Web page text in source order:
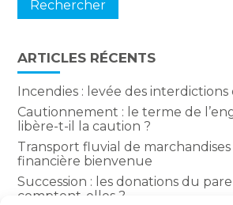
ARTICLES RÉCENTS
Incendies : levée des
Cautionnement : le terme de
libère-t-il la caution ?
Transport fluvial de marchandises
financière bienvenue
Succession : les donations du
comptent-elles ?